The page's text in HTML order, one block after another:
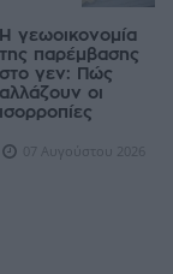
Η γεωοικονομία
της παρέμβασης
στο γεν: Πώς
αλλάζουν οι
ισορροπίες
07 Αυγούστου 2026